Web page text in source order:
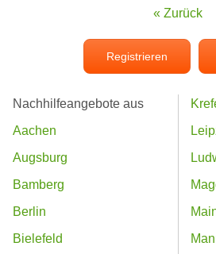
« Zurück
Registrieren
Nachhilfeangebote aus
Aachen
Augsburg
Bamberg
Berlin
Bielefeld